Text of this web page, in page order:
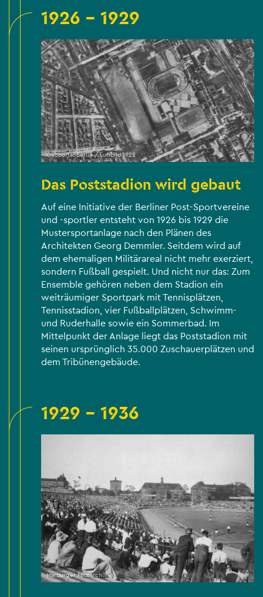
1926 - 1929
Geoportal Berlin / Luftbild 1928
Das Poststadion wird gebaut
Auf eine Initiative der Berliner Post-Sportvereine
und -sportler entsteht von 1926 bis 1929 die
Mustersportanlage nach den Plänen des
Architekten Georg Demmler. Seitdem wird auf
dem ehemaligen Militärareal nicht mehr exerziert,
sondern Fußball gespielt. Und nicht nur das: Zum
Ensemble gehören neben dem Stadion ein
weiträumiger Sportpark mit Tennisplätzen,
Tennisstadion, vier Fußballplätzen, Schwimm-
und Ruderhalle sowie ein Sommerbad. Im
Mittelpunkt der Anlage liegt das Poststadion mit
seinen ursprünglich 35.000 Zuschauerplätzen und
dem Tribünengebäude.
1929 - 1936
Marburger Fotoarchiv